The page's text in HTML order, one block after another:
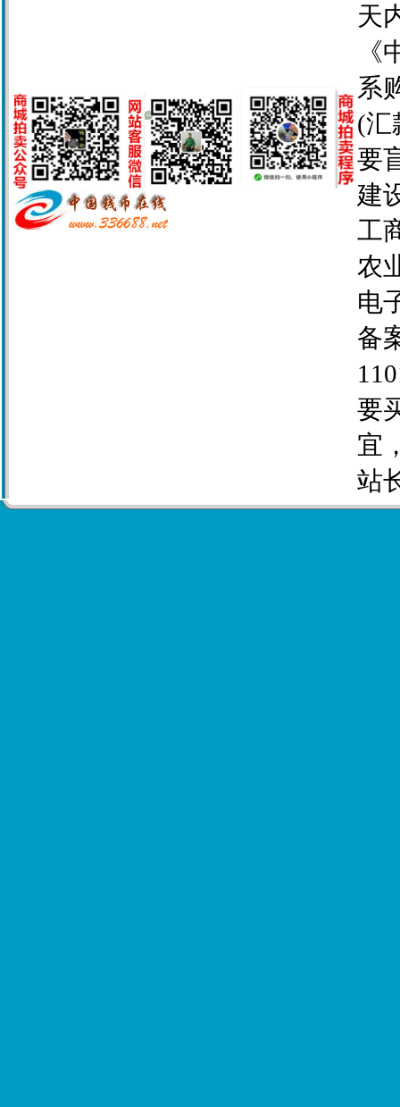
天
系
(汇
要
建
工
农
电
备
要
宜
站